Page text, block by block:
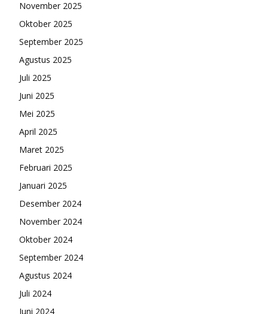
November 2025
Oktober 2025
September 2025
Agustus 2025
Juli 2025
Juni 2025
Mei 2025
April 2025
Maret 2025
Februari 2025
Januari 2025
Desember 2024
November 2024
Oktober 2024
September 2024
Agustus 2024
Juli 2024
Juni 2024